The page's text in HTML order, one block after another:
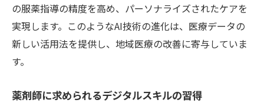
の服薬指導の精度を高め、パーソナライズされたケアを
実現します。このようなAI技術の進化は、医療データの
新しい活用法を提供し、地域医療の改善に寄与していま
す。
薬剤師に求められるデジタルスキルの習得